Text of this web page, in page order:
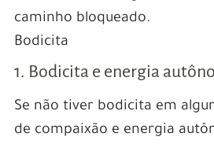
caminho bloqueado.
Bodicita
1. Bodicita e energia
Se não tiver bodicita em
de compaixão e energia